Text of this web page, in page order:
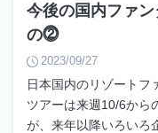
今後の国内ファ
の⓶
2023/09/27
日本国内のリゾートフ
ツアーは来週10/6から
が、来年以降いろいろ